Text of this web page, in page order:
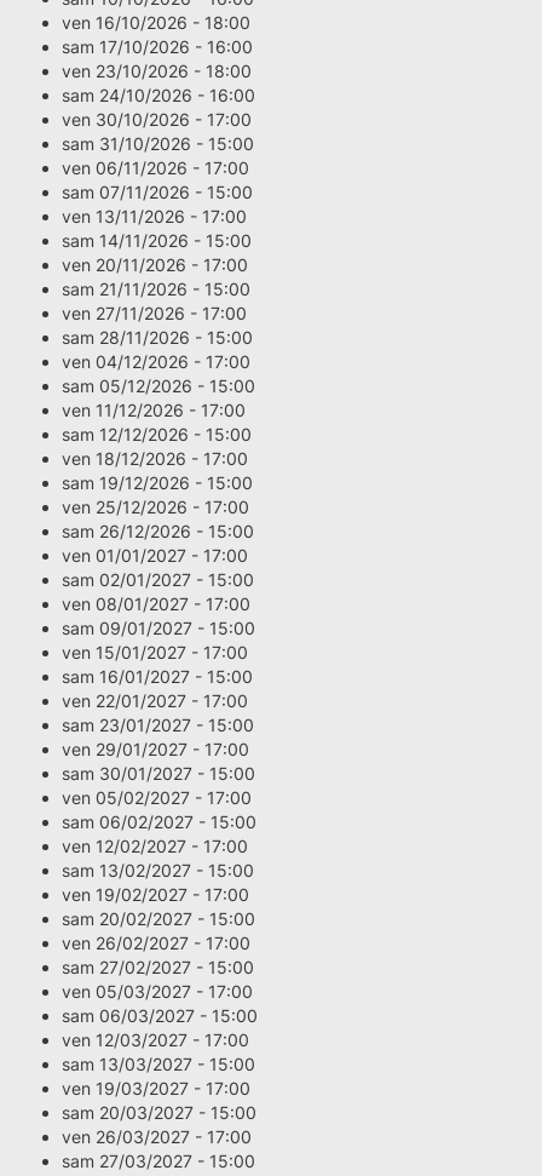
ven 16/10/2026 - 18:00
sam 17/10/2026 - 16:00
ven 23/10/2026 - 18:00
sam 24/10/2026 - 16:00
ven 30/10/2026 - 17:00
sam 31/10/2026 - 15:00
ven 06/11/2026 - 17:00
sam 07/11/2026 - 15:00
ven 13/11/2026 - 17:00
sam 14/11/2026 - 15:00
ven 20/11/2026 - 17:00
sam 21/11/2026 - 15:00
ven 27/11/2026 - 17:00
sam 28/11/2026 - 15:00
ven 04/12/2026 - 17:00
sam 05/12/2026 - 15:00
ven 11/12/2026 - 17:00
sam 12/12/2026 - 15:00
ven 18/12/2026 - 17:00
sam 19/12/2026 - 15:00
ven 25/12/2026 - 17:00
sam 26/12/2026 - 15:00
ven 01/01/2027 - 17:00
sam 02/01/2027 - 15:00
ven 08/01/2027 - 17:00
sam 09/01/2027 - 15:00
ven 15/01/2027 - 17:00
sam 16/01/2027 - 15:00
ven 22/01/2027 - 17:00
sam 23/01/2027 - 15:00
ven 29/01/2027 - 17:00
sam 30/01/2027 - 15:00
ven 05/02/2027 - 17:00
sam 06/02/2027 - 15:00
ven 12/02/2027 - 17:00
sam 13/02/2027 - 15:00
ven 19/02/2027 - 17:00
sam 20/02/2027 - 15:00
ven 26/02/2027 - 17:00
sam 27/02/2027 - 15:00
ven 05/03/2027 - 17:00
sam 06/03/2027 - 15:00
ven 12/03/2027 - 17:00
sam 13/03/2027 - 15:00
ven 19/03/2027 - 17:00
sam 20/03/2027 - 15:00
ven 26/03/2027 - 17:00
sam 27/03/2027 - 15:00